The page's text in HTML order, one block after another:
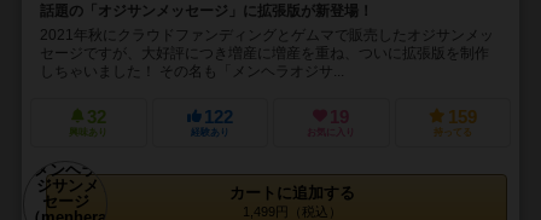
話題の「オジサンメッセージ」に拡張版が新登場！
2021年秋にクラウドファンディングとゲムマで販売したオジサンメッ
セージですが、大好評につき増産に増産を重ね、ついに拡張版を制作
しちゃいました！ その名も「メンヘラオジサ...
32
興味あり
122
経験あり
19
お気に入り
159
持ってる
カートに追加する
1,499円（税込）